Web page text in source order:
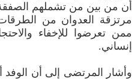
أن من بين من تشملهم
مرتزقة العدوان من
ممن تعرضوا للإخفاء
إنساني.
وأشار المرتضى إلى أن